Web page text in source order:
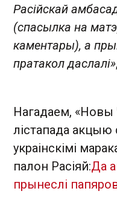
Расійскай
(спасылка на
каментары), а
пратакол даслалі »
Нагадаем, «Новы
лістапада акцыю
украінскімі
палон Расіяй:Да
прынеслі